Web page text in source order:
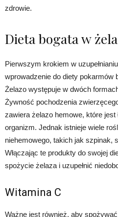
zdrowie.
Dieta bogata w
Pierwszym krokiem w
wprowadzenie do diety pokarmów
Żelazo występuje w dwóch
Żywność pochodzenia
zawiera żelazo hemowe, które jest
organizm. Jednak istnieje wiele
niehemowego, takich jak szpinak,
Włączając te produkty do swojej
spożycie żelaza i uzupełnić
Witamina C
Ważne jest również, aby